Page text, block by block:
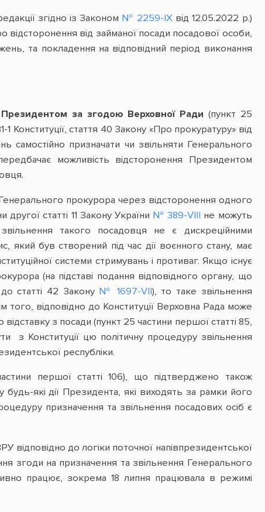
згідно із Законом № 2259-IX від 12.05.2022 р.)
від займаної посади посадової особи,
та покладення на відповідний період виконання
за згодою Верховної Ради (пункт 25
1 Конституції, стаття 40 Закону «Про прокуратуру» від
самостійно призначати чи звільняти Генерального
можливість відсторонення Президентом
прокурора через відсторонення одного
статті 11 Закону України № 389-VIII не можуть
такого посадовця не є дискреційними
який був створений під час дії воєнного стану, має
системи стримувань і противаг. Якщо існує
(на підставі подання відповідного органу, що
статті 42 Закону № 1697-VII), то таке звільнення
відповідно до Конституції Верховна Рада може
з посади (пункт 25 частини першої статті 85,
з Конституції цю політичну процедуру звільнення
республіки.
першої статті 106), що підтверджено також
які дії Президента, які виходять за рамки його
призначення та звільнення посадових осіб є
до логіки поточної напівпрезидентської
згоди на призначення та звільнення Генерального
працює, зокрема 18 липня працювала в режимі